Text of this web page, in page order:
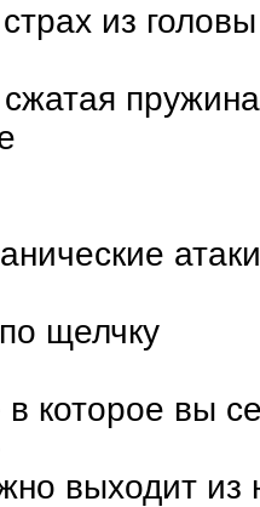
из головы
щелчку
в которое вы
выходит из